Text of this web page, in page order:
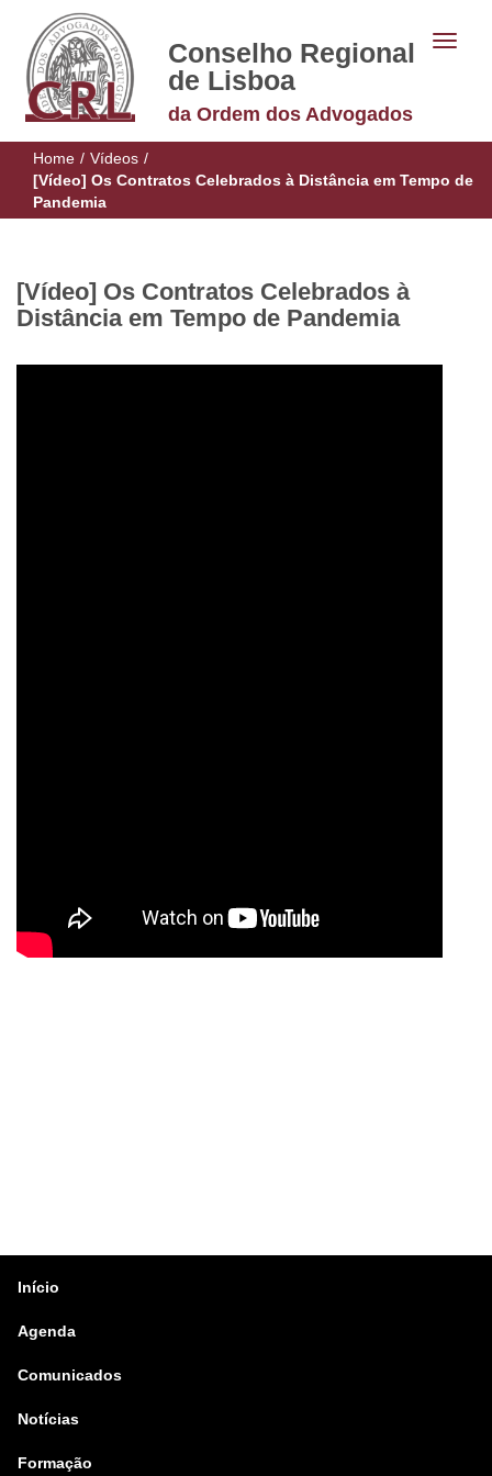
Conselho Regional
de Lisboa
da Ordem dos Advogados
Home / Vídeos /
[Vídeo] Os Contratos Celebrados à Distância em Tempo de
Pandemia
[Vídeo] Os Contratos Celebrados à
Distância em Tempo de Pandemia
Início
Agenda
Comunicados
Notícias
Formação